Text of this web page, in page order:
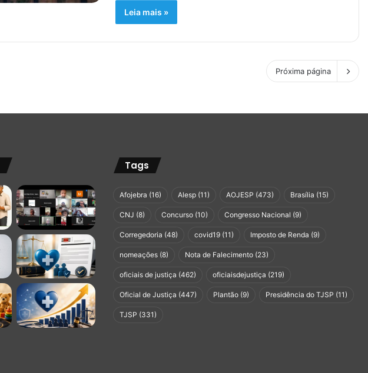
Leia mais »
Próxima página
Tags
Afojebra (16) Alesp(11) AOJESP (473) Brasília (15)
CNJ (8) Concurso(10) Congresso Nacional (9)
Corregedoria (48) covid19(11) Imposto de Renda (9)
nomeações(8) Nota de Falecimento(23)
oficiais de justiça (462) oficiaisdejustiça (219)
Oficial de Justiça (447) Plantão(9) Presidência do TJSP (11)
TJSP (331)